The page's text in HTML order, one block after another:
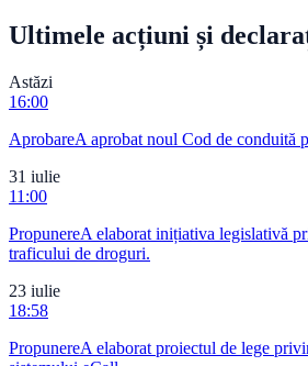
Ultimele acțiuni și
Astăzi
16:00
AprobareA aprobat noul Cod de conduită
31 iulie
11:00
PropunereA elaborat inițiativa legislativă
traficului de droguri.
23 iulie
18:58
PropunereA elaborat proiectul de lege